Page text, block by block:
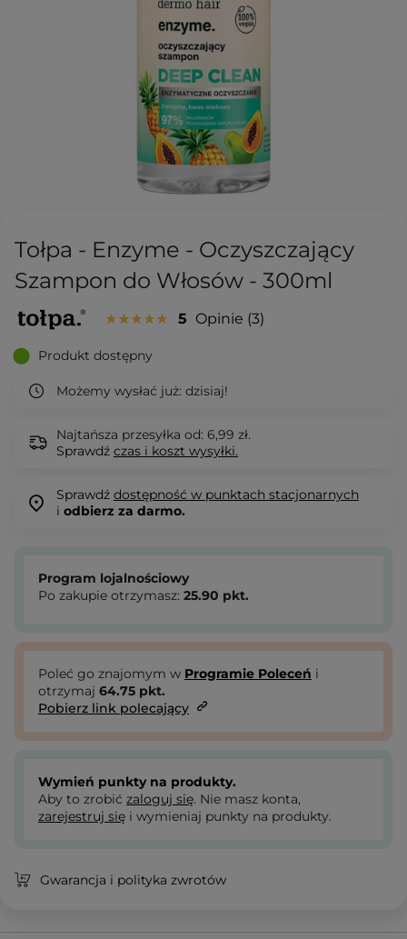
Tołpa - Enzyme - Oczyszczający
Szampon do Włosów - 300ml
5 Opinie 3
Produkt dostępny
Możemy wysłać już: dzisiaj!
Najtańsza przesyłka od: 6,99 zł.
Sprawdź czas i koszt wysyłki.
Sprawdź dostępność w punktach stacjonarnych
i odbierz za darmo.
Program lojalnościowy
Po zakupie otrzymasz: 25.90 pkt.
Poleć go znajomym w Programie Poleceń i
otrzymaj 64.75 pkt.
Pobierz link polecający
Wymień punkty na produkty.
Aby to zrobić zaloguj się. Nie masz konta,
zarejestruj się i wymieniaj punkty na produkty.
Gwarancja i polityka zwrotów